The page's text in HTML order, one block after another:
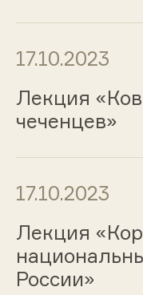
17.10.2023
Лекция
чеченцев»
17.10.2023
Лекция
России»